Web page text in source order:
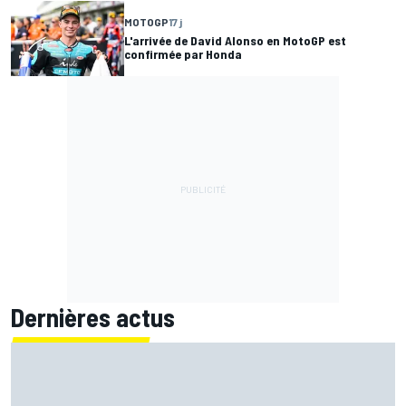
MOTOGP17 j
L'arrivée de David Alonso en MotoGP est
confirmée par Honda
Dernières actus